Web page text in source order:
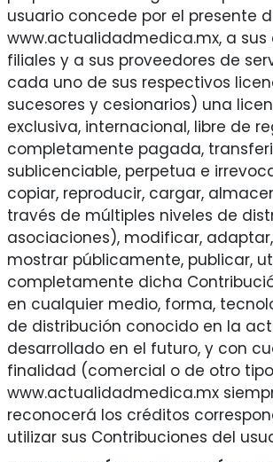
usuario concede por el presente
www.actualidadmedica.mx, a sus
filiales y a sus proveedores de
cada uno de sus respectivos
sucesores y cesionarios) una
exclusiva, internacional, libre de
completamente pagada,
sublicenciable, perpetua e
copiar, reproducir, cargar,
través de múltiples niveles de
asociaciones), modificar,
mostrar públicamente, publicar,
completamente dicha
en cualquier medio, forma,
de distribución conocido en la
desarrollado en el futuro, y con
finalidad (comercial o de otro
www.actualidadmedica.mx
reconocerá los créditos
utilizar sus Contribuciones del